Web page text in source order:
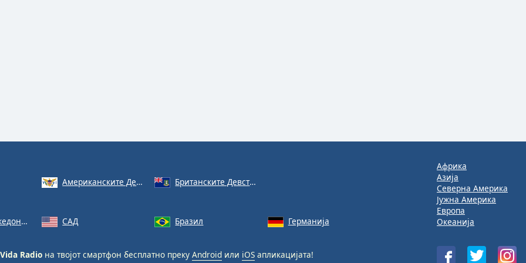
Американските Девствени Острови Британските Девствени Острови
САД Бразил Германија
Radio на твојот смартфон бесплатно преку Android или iOS апликацијата!
Африка
Азија
Северна Америка
Јужна Америка
Европа
Океанија